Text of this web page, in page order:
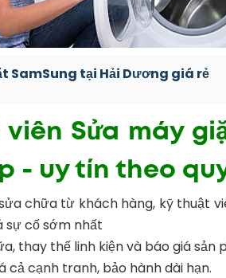
SamSung tại Hải Dương giá rẻ
Sửa máy
- uy tín theo
chữa từ khách hàng, kỹ thuật
sự cố sớm nhất
thay thế linh kiện và báo giá sản
cả cạnh tranh, bảo hành dài hạn.